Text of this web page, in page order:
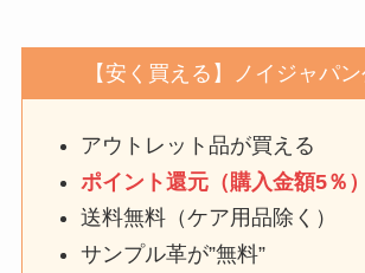
【安く買える】ノイジャパ
アウトレット品が買える
ポイント還元（購入金額5％）
送料無料（ケア用品除く）
サンプル革が”無料”